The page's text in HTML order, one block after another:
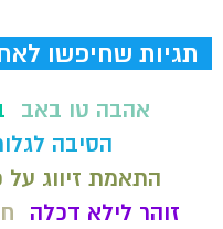
תגיות שחיפשו
אהבה טו באב
הסיבה
התאמת זיווג על
זוהר לילא דכלה